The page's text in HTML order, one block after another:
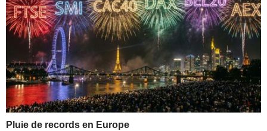
Pluie de records en Europe